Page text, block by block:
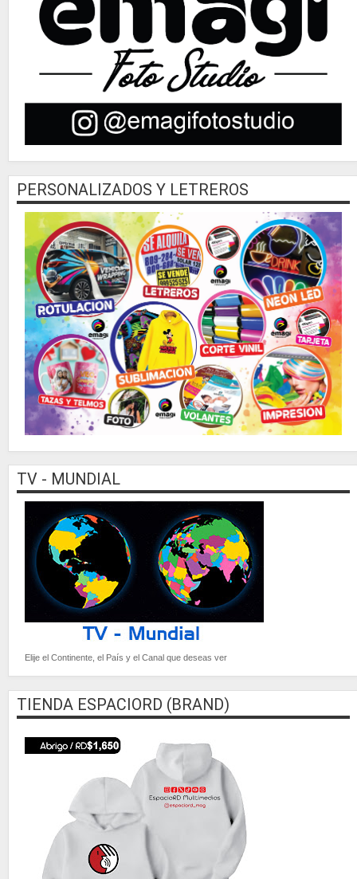
PERSONALIZADOS Y LETREROS
TV - MUNDIAL
Elije el Continente, el País y el Canal que deseas ver
TIENDA ESPACIORD (BRAND)